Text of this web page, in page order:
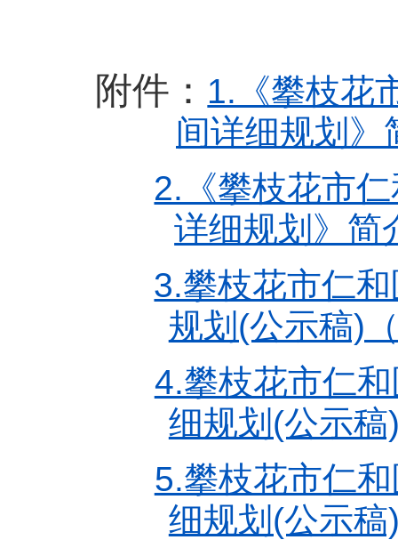
附件： 1.《攀枝花
间详细规划》
2.《攀枝花市
详细规划》简
3.攀枝花市仁
规划(公示稿)
4.攀枝花市仁
细规划(公示
5.攀枝花市仁
细规划(公示